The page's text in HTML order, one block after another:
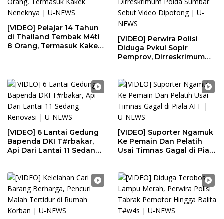
[VIDEO] Pelajar 14 Tahun
di Thailand Tembak M4ti
8 Orang, Termasuk Kakek
[VIDEO] Perwira Polisi
Diduga Pvkul Sopir
Pemprov, Dirreskrimum
[VIDEO] 6 Lantai Gedung
Bapenda DKI T#rbakar,
Api Dari Lantai 11 Sedang
[VIDEO] Suporter Ngamuk
Ke Pemain Dan Pelatih
Usai Timnas Gagal di Piala